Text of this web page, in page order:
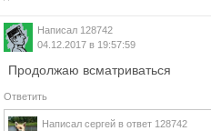
Написал 128742
04.12.2017 в 19:57:59
Продолжаю всматриваться
Ответить
Написал сергей в ответ 128742